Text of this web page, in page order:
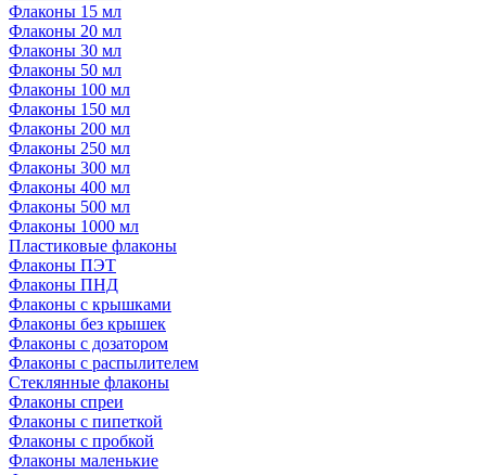
Флаконы 15 мл
Флаконы 20 мл
Флаконы 30 мл
Флаконы 50 мл
Флаконы 100 мл
Флаконы 150 мл
Флаконы 200 мл
Флаконы 250 мл
Флаконы 300 мл
Флаконы 400 мл
Флаконы 500 мл
Флаконы 1000 мл
Пластиковые флаконы
Флаконы ПЭТ
Флаконы ПНД
Флаконы с крышками
Флаконы без крышек
Флаконы с дозатором
Флаконы с распылителем
Стеклянные флаконы
Флаконы cпреи
Флаконы с пипеткой
Флаконы с пробкой
Флаконы маленькие